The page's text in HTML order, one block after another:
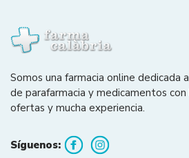
Somos una farmacia online dedicada
de parafarmacia y medicamentos con
ofertas y mucha experiencia.
Síguenos: